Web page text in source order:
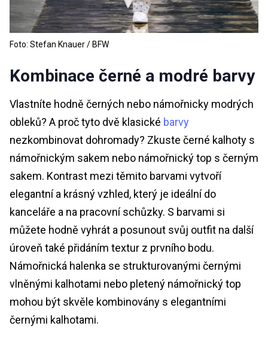
Foto: Stefan Knauer / BFW
Kombinace černé a modré barvy
Vlastníte hodně černých nebo námořnicky modrých
obleků? A proč tyto dvě klasické barvy
nezkombinovat dohromady? Zkuste černé kalhoty s
námořnickým sakem nebo námořnický top s černým
sakem. Kontrast mezi těmito barvami vytvoří
elegantní a krásný vzhled, který je ideální do
kanceláře a na pracovní schůzky. S barvami si
můžete hodně vyhrát a posunout svůj outfit na další
úroveň také přidáním textur z prvního bodu.
Námořnická halenka se strukturovanými černými
vlněnými kalhotami nebo pletený námořnický top
mohou být skvěle kombinovány s elegantními
černými kalhotami.